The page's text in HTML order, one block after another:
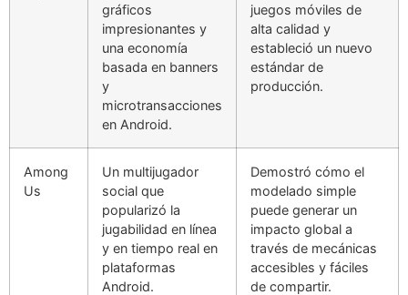
gráficos
impresionantes y
una economía
basada en banners
y
microtransacciones
en Android.
juegos móviles de
alta calidad y
estableció un nuevo
estándar de
producción.
Among
Us
Un multijugador
social que
popularizó la
jugabilidad en línea
y en tiempo real en
plataformas
Android.
Demostró cómo el
modelado simple
puede generar un
impacto global a
través de mecánicas
accesibles y fáciles
de compartir.